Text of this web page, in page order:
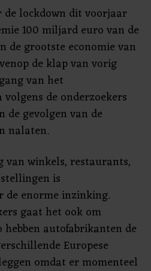
lockdown dit voorjaar
100 miljard euro van de
de grootste economie van
de klap van vorig
van het
de onderzoekers
de gevolgen van de
nalaten.
winkels, restaurants,
is
enorme inzinking.
gaat het ook om
autofabrikanten de
Europese
omdat er momenteel